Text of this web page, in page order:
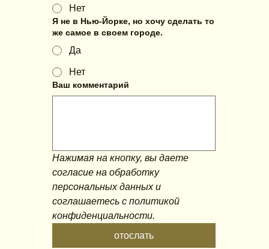
Нет
Я не в Нью-Йорке, но хочу сделать то
же самое в своем городе.
Да
Нет
Ваш комментарий
Нажимая на кнопку, вы даете
согласие на обработку
персональных данных и
соглашаетесь c политикой
конфиденциальности.
отослать